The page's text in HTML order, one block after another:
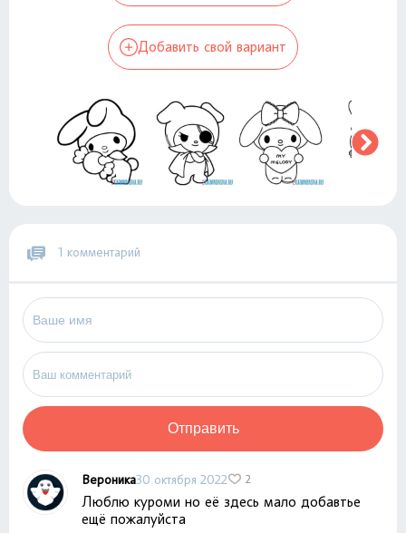
Добавить свой вариант
1 комментарий
Отправить
Вероника30 октября 2022 2
Люблю куроми но её здесь мало добавтье
ещё пожалуйста